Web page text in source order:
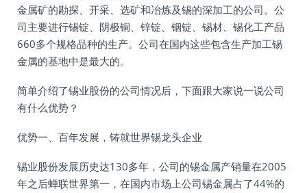
金属矿的勘探、开采、选矿和冶炼及锡的深加工的公司。公
司主要进行锡锭、阴极铜、锌锭、铟锭、锡材、锡化工产品
660多个规格品种的生产。公司在国内这些包含生产加工锡
金属的基地中是最大的。
简单介绍了锡业股份的公司情况后，下面跟大家说一说公司
有什么优势？
优势一、百年发展，铸就世界锡龙头企业
锡业股份发展历史达130多年，公司的锡金属产销量在2005
年之后蝉联世界第一，在国内市场上公司锡金属占了44%的